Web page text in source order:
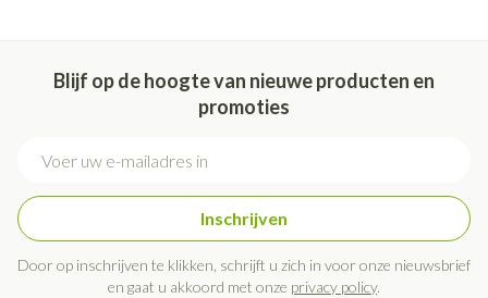
Blijf op de hoogte van nieuwe producten en
promoties
Inschrijven
Door op inschrijven te klikken, schrijft u zich in voor onze nieuwsbrief
en gaat u akkoord met onze privacy policy.